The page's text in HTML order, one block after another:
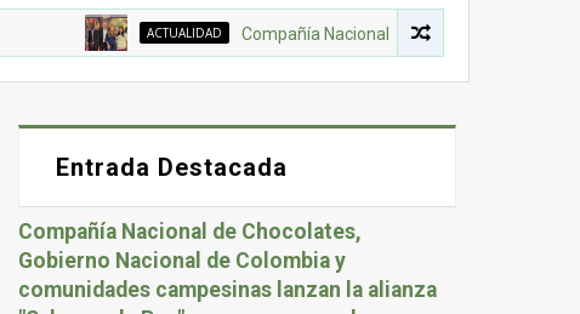
ACTUALIDAD Compañía Nacional de Chocolates, Gobierno
Entrada Destacada
Compañía Nacional de Chocolates,
Gobierno Nacional de Colombia y
comunidades campesinas lanzan la alianza